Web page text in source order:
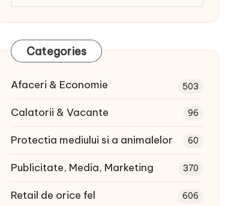
Categories
Afaceri & Economie 503
Calatorii & Vacante 96
Protectia mediului si a animalelor 60
Publicitate, Media, Marketing 370
Retail de orice fel 606